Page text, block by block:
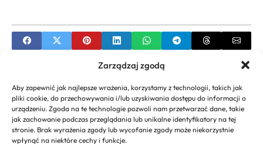
Zarządzaj zgodą
Aby zapewnić jak najlepsze wrażenia, korzystamy z technologii, takich jak
pliki cookie, do przechowywania i/lub uzyskiwania dostępu do informacji o
urządzeniu. Zgoda na te technologie pozwoli nam przetwarzać dane, takie
jak zachowanie podczas przeglądania lub unikalne identyfikatory na tej
stronie. Brak wyrażenia zgody lub wycofanie zgody może niekorzystnie
wpłynąć na niektóre cechy i funkcje.
Przepisy na babeczki na słodki stół –
Kompleksowy Poradnik
NEXT